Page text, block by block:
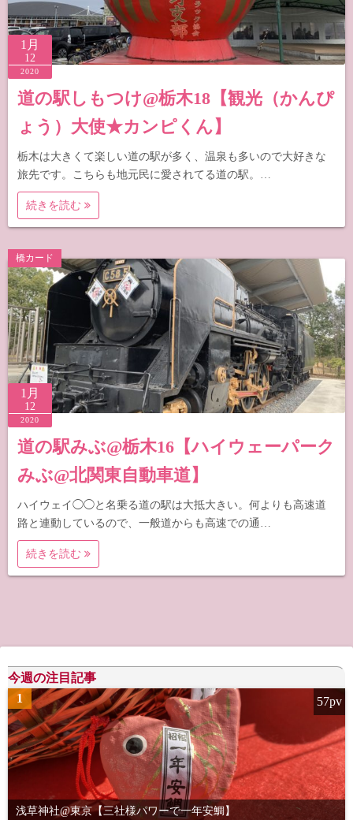
1月
12
2020
道の駅しもつけ@栃木18【観光（かんぴ
ょう）大使★カンピくん】
栃木は大きくて楽しい道の駅が多く、温泉も多いので大好きな
旅先です。こちらも地元民に愛されてる道の駅。…
続きを読む
橋カード
1月
12
2020
道の駅みぶ@栃木16【ハイウェーパーク
みぶ@北関東自動車道】
ハイウェイ◯◯と名乗る道の駅は大抵大きい。何よりも高速道
路と連動しているので、一般道からも高速での通…
続きを読む
今週の注目記事
1
浅草神社@東京【三社様パワーで一年安鯛】
57pv